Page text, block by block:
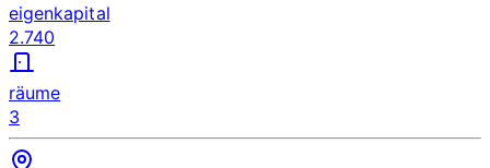
eigenkapital
2.740
räume
3